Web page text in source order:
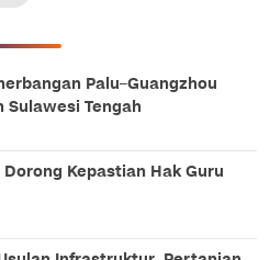
Palu–Guangzhou
Sulawesi Tengah
Dorong Kepastian Hak Guru